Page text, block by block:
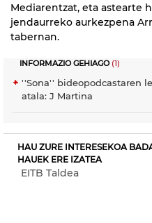
Mediarentzat, eta astearte
jendaurreko aurkezpena
tabernan.
INFORMAZIO GEHIAGO(1)
''Sona'' bideopodcastaren
atala: J Martina
HAU ZURE INTERESEKOA
HAUEK ERE IZATEA
EITB Taldea